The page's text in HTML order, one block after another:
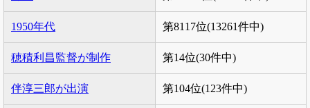
1950年代 第8117位(13261件中)
穂積利昌監督が制作 第14位(30件中)
伴淳三郎が出演 第104位(123件中)